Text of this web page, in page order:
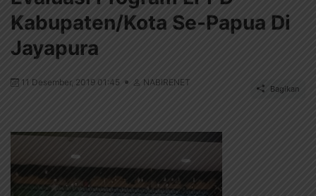
Kabupaten/Kota Se-Papua Di
Jayapura
11 Desember, 2019 01:45 NABIRENET
Bagikan